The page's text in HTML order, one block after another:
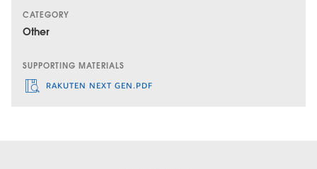
CATEGORY
Other
SUPPORTING MATERIALS
RAKUTEN NEXT GEN.PDF